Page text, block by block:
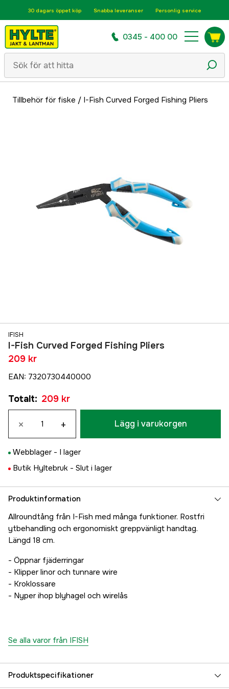
30 dagars öppet köp Snabba leveranser Personlig service
0345 - 400 00
Tillbehör för fiske / I-Fish Curved Forged Fishing Pliers
IFISH
I-Fish Curved Forged Fishing Pliers
209 kr
EAN: 7320730440000
Totalt: 209 kr
× + Lägg i varukorgen
Webblager - I lager
Butik Hyltebruk - Slut i lager
Produktinformation
Allroundtång från I-Fish med många funktioner. Rostfri
ytbehandling och ergonomiskt greppvänligt handtag.
Längd 18 cm.
- Öppnar fjäderringar
- Klipper linor och tunnare wire
- Kroklossare
- Nyper ihop blyhagel och wirelås
Se alla varor från IFISH
Produktspecifikationer